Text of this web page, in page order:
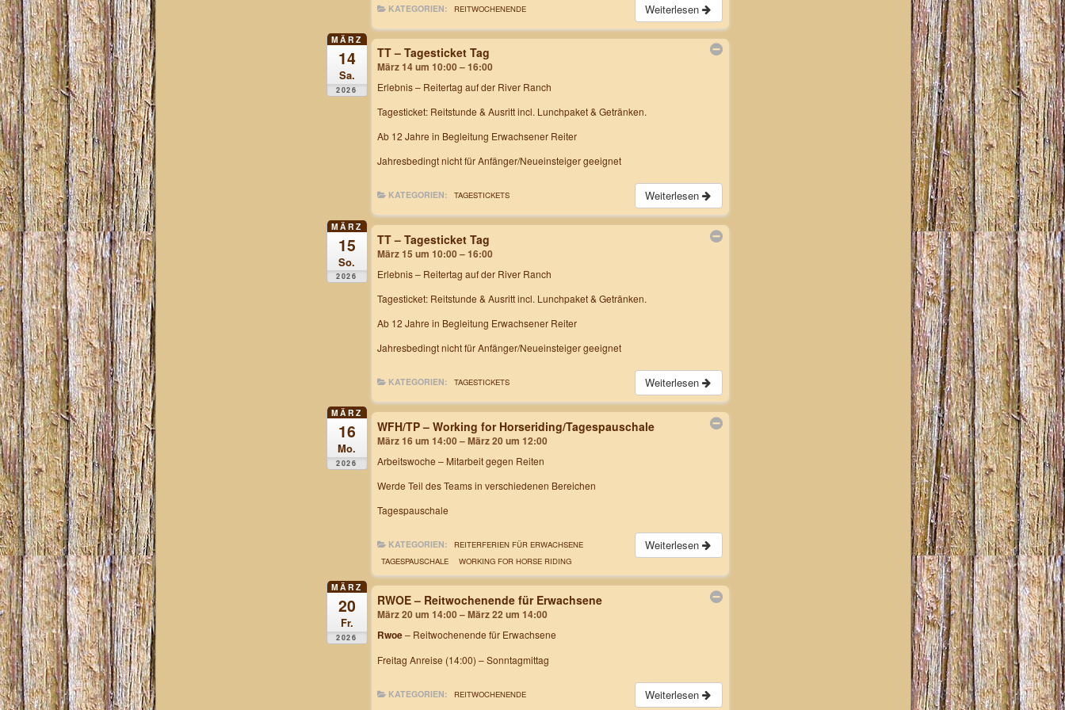
Weiterlesen
KATEGORIEN: REITWOCHENENDE
MÄRZ
14
Sa.
2026
TT – Tagesticket Tag
März 14 um 10:00 – 16:00
Erlebnis – Reitertag auf der River Ranch
Tagesticket: Reitstunde & Ausritt incl. Lunchpaket & Getränken.
Ab 12 Jahre in Begleitung Erwachsener Reiter
Jahresbedingt nicht für Anfänger/Neueinsteiger geeignet
Weiterlesen
KATEGORIEN: TAGESTICKETS
MÄRZ
15
So.
2026
TT – Tagesticket Tag
März 15 um 10:00 – 16:00
Erlebnis – Reitertag auf der River Ranch
Tagesticket: Reitstunde & Ausritt incl. Lunchpaket & Getränken.
Ab 12 Jahre in Begleitung Erwachsener Reiter
Jahresbedingt nicht für Anfänger/Neueinsteiger geeignet
Weiterlesen
KATEGORIEN: TAGESTICKETS
MÄRZ
16
Mo.
2026
WFH/TP – Working for Horseriding/Tagespauschale
März 16 um 14:00 – März 20 um 12:00
Arbeitswoche – Mitarbeit gegen Reiten
Werde Teil des Teams in verschiedenen Bereichen
Tagespauschale
Weiterlesen
KATEGORIEN:
REITERFERIEN FÜR ERWACHSENE
TAGESPAUSCHALE
WORKING FOR HORSE RIDING
MÄRZ
20
Fr.
2026
RWOE – Reitwochenende für Erwachsene
März 20 um 14:00 – März 22 um 14:00
Rwoe– Reitwochenende für Erwachsene
Freitag Anreise (14:00) – Sonntagmittag
Weiterlesen
KATEGORIEN: REITWOCHENENDE